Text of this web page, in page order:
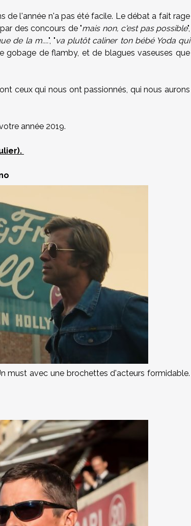
de l'année n'a pas été facile. Le débat a fait rage
des concours de "mais non, c'est pas possible",
de la m....", "va plutôt caliner ton bébé Yoda qui
gobage de flamby, et de blagues vaseuses que
ceux qui nous ont passionnés, qui nous aurons
année 2019.
must avec une brochettes d'acteurs formidable.